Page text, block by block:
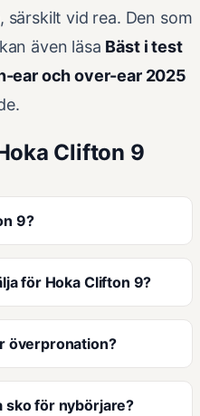
vid rea. Den som
även läsa Bäst i test
ear och over-ear 2025
Clifton 9
9?
för Hoka Clifton 9?
överpronation?
sko för nybörjare?